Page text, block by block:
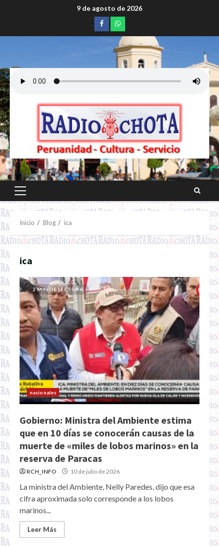
9 de agosto de 2026
Facebookwhatsapp
Menú
principal
Inicio Blog ica
ica
2 MIN DE LECTURA
nacionales
Gobierno: Ministra del Ambiente estima
que en 10 días se conocerán causas de la
muerte de «miles de lobos marinos» en la
reserva de Paracas
RCH_INFO 10 de julio de 2026
La ministra del Ambiente, Nelly Paredes, dijo que esa
cifra aproximada solo corresponde a los lobos
marinos...
Leer Más